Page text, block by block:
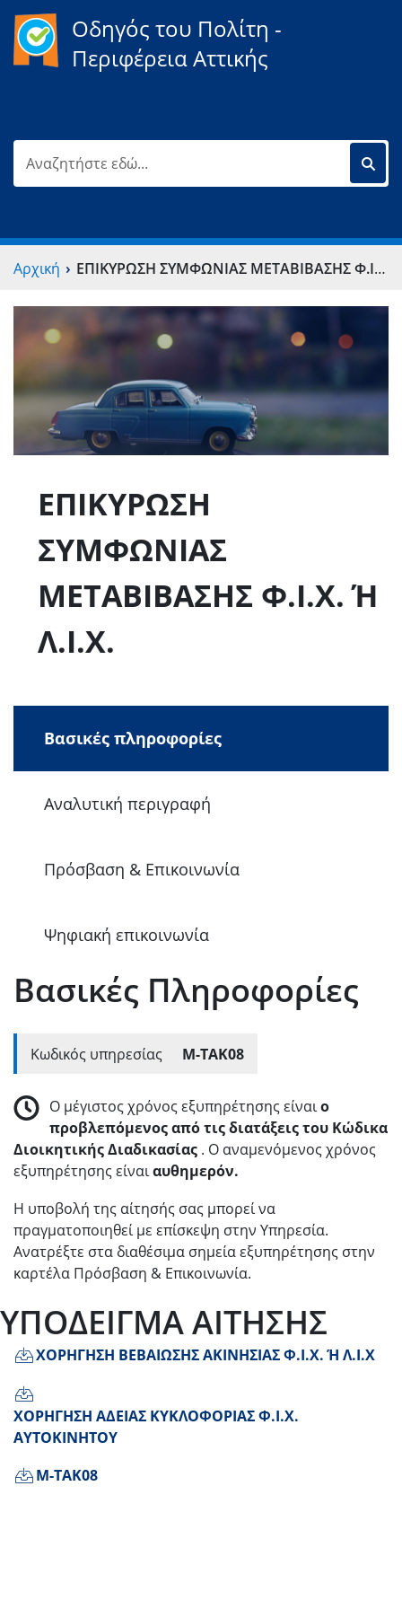
Οδηγός του Πολίτη -
Περιφέρεια Αττικής
Αρχική › ΕΠΙΚΥΡΩΣΗ ΣΥΜΦΩΝΙΑΣ ΜΕΤΑΒΙΒΑΣΗΣ Φ.Ι.Χ. Ή Λ.Ι.Χ.
ΕΠΙΚΥΡΩΣΗ
ΣΥΜΦΩΝΙΑΣ
ΜΕΤΑΒΙΒΑΣΗΣ Φ.Ι.Χ. Ή
Λ.Ι.Χ.
Βασικές πληροφορίες
Αναλυτική περιγραφή
Πρόσβαση & Επικοινωνία
Ψηφιακή επικοινωνία
Βασικές Πληροφορίες
Κωδικός υπηρεσίας Μ-ΤΑΚ08
Ο μέγιστος χρόνος εξυπηρέτησης είναιο
προβλεπόμενος από τις διατάξεις του Κώδικα
Διοικητικής Διαδικασίας . Ο αναμενόμενος χρόνος
εξυπηρέτησης είναιαυθημερόν.
Η υποβολή της αίτησής σας μπορεί να
πραγματοποιηθεί με επίσκεψη στην Υπηρεσία.
Ανατρέξτε στα διαθέσιμα σημεία εξυπηρέτησης στην
καρτέλα Πρόσβαση & Επικοινωνία.
ΥΠΟΔΕΙΓΜΑ ΑΙΤΗΣΗΣ
ΧΟΡΗΓΗΣΗ ΒΕΒΑΙΩΣΗΣ ΑΚΙΝΗΣΙΑΣ Φ.Ι.Χ. Ή Λ.Ι.Χ
ΧΟΡΗΓΗΣΗ ΑΔΕΙΑΣ ΚΥΚΛΟΦΟΡΙΑΣ Φ.Ι.Χ.
ΑΥΤΟΚΙΝΗΤΟΥ
Μ-ΤΑΚ08